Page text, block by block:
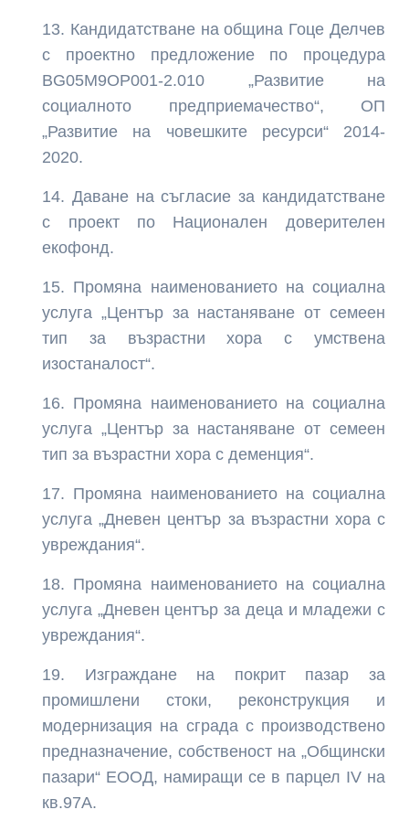
Кандидатстване на община Гоце Делчев
с проектно предложение по процедура
BG05M9OP001-2.010 „Развитие на
социалното предприемачество“, ОП
„Развитие на човешките ресурси“ 2014-
2020.
Даване на съгласие за кандидатстване
с проект по Национален доверителен
екофонд.
Промяна наименованието на социална
услуга „Център за настаняване от семеен
тип за възрастни хора с умствена
изостаналост“.
Промяна наименованието на социална
услуга „Център за настаняване от семеен
тип за възрастни хора с деменция“.
Промяна наименованието на социална
услуга „Дневен център за възрастни хора с
увреждания“.
Промяна наименованието на социална
услуга „Дневен център за деца и младежи с
увреждания“.
Изграждане на покрит пазар за
промишлени стоки, реконструкция и
модернизация на сграда с производствено
предназначение, собственост на „Общински
пазари“ ЕООД, намиращи се в парцел ІV на
кв.97А.